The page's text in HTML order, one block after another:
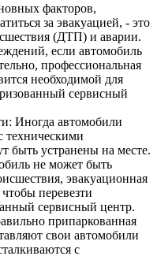
факторов,
за эвакуацией, - это
(ДТП) и аварии.
если автомобиль
профессиональная
необходимой для
сервисный
Иногда автомобили
техническими
быть устранены на месте.
не может быть
эвакуационная
перевезти
сервисный центр.
припаркованная
свои автомобили
с